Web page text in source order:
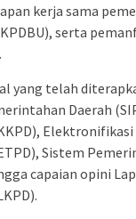
kerja sama
serta
yang telah
Daerah
Elektronifikasi
Sistem
capaian opini